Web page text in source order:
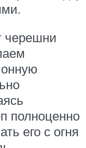
черешни
полноценно
его с огня